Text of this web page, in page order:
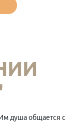
душа общается с